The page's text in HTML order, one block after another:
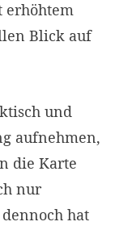
erhöhtem
Blick auf
und
aufnehmen,
die Karte
nur
hat